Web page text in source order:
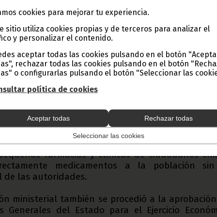
cookies para mejorar tu experiencia.
sitio utiliza cookies propias y de terceros para analizar el
y personalizar el contenido.
aceptar todas las cookies pulsando en el botón
rechazar todas las cookies pulsando en el botón
o configurarlas pulsando el botón "Seleccionar las
política de cookies
Aceptar todas Rechazar todas
Seleccionar las cookies
presentada por el Viceprimer Ministro
Owono, se procedió a la acomodación del texto
Decreto por el cual se regula el ejercicio de
Guinea Ecuatorial. Esta fue una de las
el Consejo Ministerial celebrado ayer
Ecuatorial bajo la presidencia del Primer
ampliar el control por parte del Estado de
que ejercen la medicina privada
de la medicina tradicional como en
con la salud que han proliferado en los
farmacias y clínicas de ciudadanos
medicamentos a la población
de las autoridades.
ministerial también se procedió a la
Generales del Estado para el Ejercicio